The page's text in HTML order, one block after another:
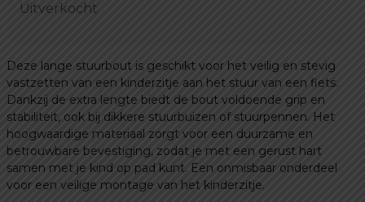
Uitverkocht
Deze lange stuurbout is geschikt voor het veilig en stevig
vastzetten van een kinderzitje aan het stuur van een fiets.
Dankzij de extra lengte biedt de bout voldoende grip en
stabiliteit, ook bij dikkere stuurbuizen of stuurpennen. Het
hoogwaardige materiaal zorgt voor een duurzame en
betrouwbare bevestiging, zodat je met een gerust hart
samen met je kind op pad kunt. Een onmisbaar onderdeel
voor een veilige montage van het kinderzitje.